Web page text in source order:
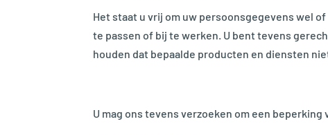
Het staat u vrij om uw persoonsgegevens wel
te passen of bij te werken. U bent tevens
houden dat bepaalde producten en diensten
U mag ons tevens verzoeken om een